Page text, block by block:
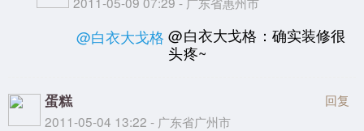
@白衣大戈格 @白衣大戈格：确实装修很
头疼~
蛋糕
2011-05-04 13:22 - 广东省广州市
回复